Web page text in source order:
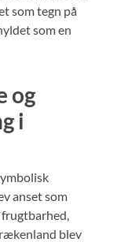
som tegn på
som en
og
i
anset som
blev